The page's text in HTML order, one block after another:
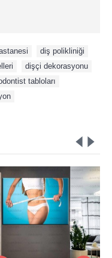
diş polikliniği
dişçi dekorasyonu
tabloları